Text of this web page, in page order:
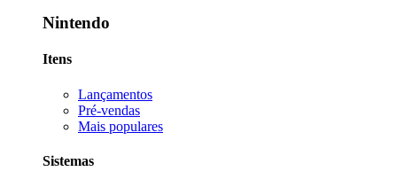
Nintendo
Itens
Lançamentos
Pré-vendas
Mais populares
Sistemas